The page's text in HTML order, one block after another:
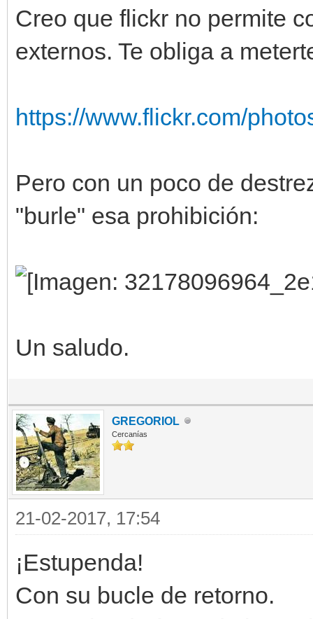
Creo que flickr no permite
externos. Te obliga a
https://www.flickr.com/
Pero con un poco de
"burle" esa prohibición:
Un saludo.
GREGORIOL
Cercanías
21-02-2017, 17:54
¡Estupenda!
Con su bucle de retorno.